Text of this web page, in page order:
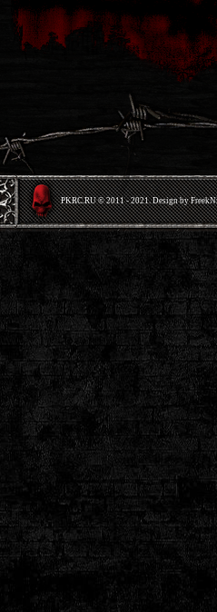
PKRС.RU © 2011 - 2021. Design by